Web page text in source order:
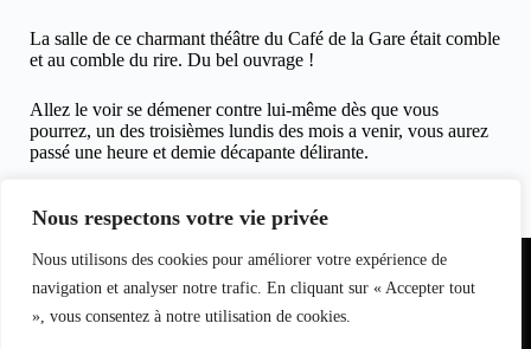
Nous respectons votre vie privée
Nous utilisons des cookies pour améliorer votre expérience de
navigation et analyser notre trafic. En cliquant sur « Accepter tout
», vous consentez à notre utilisation de cookies.
La salle de ce charmant théâtre du Café de la Gare était comble
et au comble du rire. Du bel ouvrage !
Allez le voir se démener contre lui-même dès que vous
pourrez, un des troisièmes lundis des mois a venir, vous aurez
passé une heure et demie décapante délirante.
Claudie Fournier, le 16 mars 2009 pour clicinfospectacles
Equipe du
magazine
Contact Partenariat
nfo
pectacle